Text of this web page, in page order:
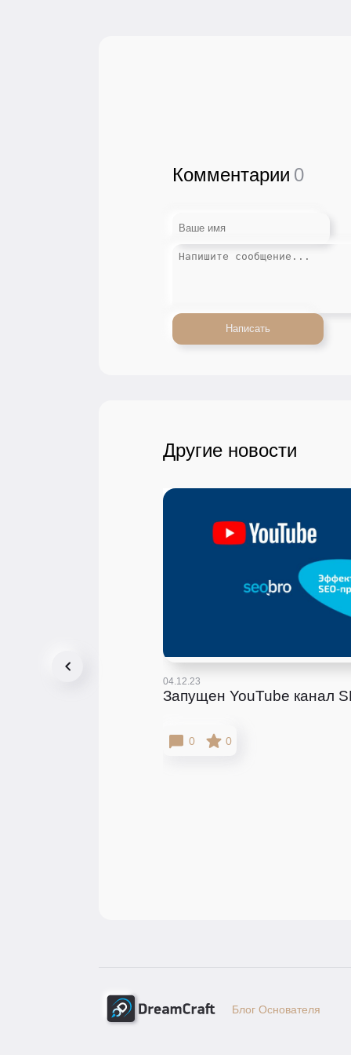
Комментарии 0
Написать
Другие новости
04.12.23
Запущен YouTube канал
0 0
Блог Основателя